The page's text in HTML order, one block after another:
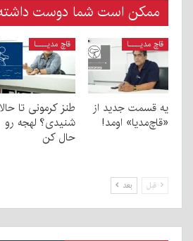
ممکن است شما دوست
قاچ مدیــــا
یه قسمت جدید از
«قاچ‌مدیا» اومد!
قاچ مدیــــا
طنز کرمونی تا حالا
شنیدی؟ لهجه رو
حال کن
قبل بعد